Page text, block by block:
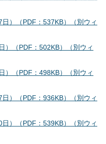
）（PDF：537KB）（別ウィ
）（PDF：502KB）（別ウィ
）（PDF：498KB）（別ウィ
）（PDF：936KB）（別ウィ
）（PDF：539KB）（別ウィ